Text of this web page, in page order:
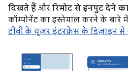
दिखते हैं और रिमोट से इनपुट देने
कॉम्पोनेंट का इस्तेमाल करने के बारे
टीवी के यूज़र इंटरफ़ेस के डिज़ाइन से